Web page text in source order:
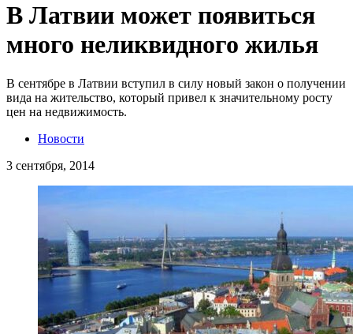
В Латвии может появиться
много неликвидного жилья
В сентябре в Латвии вступил в силу новый закон о получении
вида на жительство, который привел к значительному росту
цен на недвижимость.
Новости
3 сентября, 2014